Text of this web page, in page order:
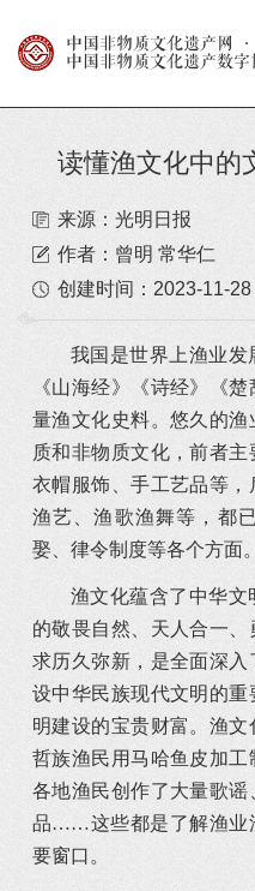
中国非物质文化遗产网
·
中国非物质文化遗产数字
读懂渔文化中的
来源：光明日报
作者：曾明 常华仁
创建时间： 2023-11-
我国是世界上渔业
《山海经》《诗经》《
量渔文化史料。悠久的
质和非物质文化，前者主
衣帽服饰、手工艺品等
渔艺、渔歌渔舞等，都
娶、律令制度等各个方面。
渔文化蕴含了中华文
的敬畏自然、天人合一
求历久弥新，是全面深
设中华民族现代文明的
明建设的宝贵财富。渔
哲族渔民用马哈鱼皮加工
各地渔民创作了大量歌
品……这些都是了解渔业
要窗口。